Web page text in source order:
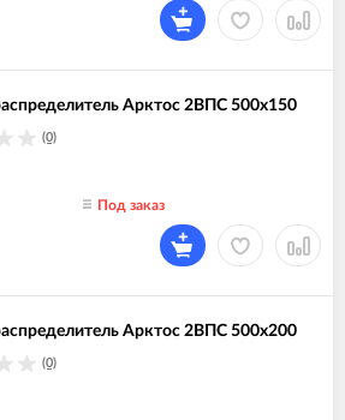
Арктос 2ВПС 500х150
(0)
Под заказ
Арктос 2ВПС 500х200
(0)